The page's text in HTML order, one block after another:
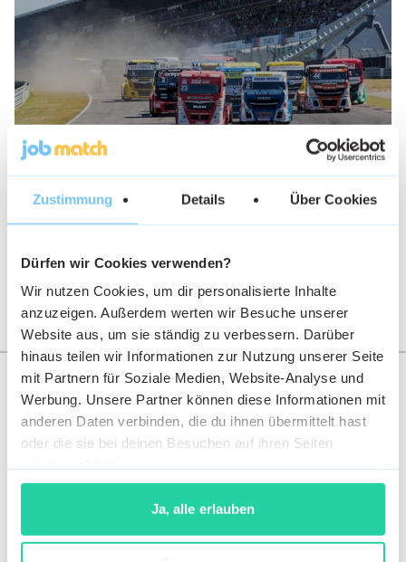
Zustimmung Details Über Cookies
Dürfen wir Cookies verwenden?
Wir nutzen Cookies, um dir personalisierte Inhalte
anzuzeigen. Außerdem werten wir Besuche unserer
Website aus, um sie ständig zu verbessern. Darüber
hinaus teilen wir Informationen zur Nutzung unserer Seite
mit Partnern für Soziale Medien, Website-Analyse und
Werbung. Unsere Partner können diese Informationen mit
anderen Daten verbinden, die du ihnen übermittelt hast
oder die sie bei deinen Besuchen auf ihren Seiten
Ja, alle erlauben
34. Int. ADAC Truck-Grand-Prix und die
WORLD OF HEROES
Unsere Autorinnen und Autoren
Yesica Ríos
Stefan
Aden
Sophie